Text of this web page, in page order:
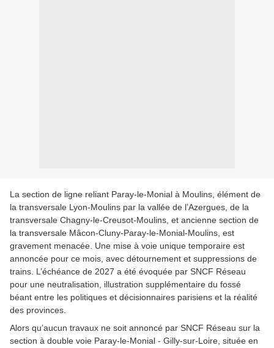
La section de ligne reliant Paray-le-Monial à Moulins, élément de
la transversale Lyon-Moulins par la vallée de l’Azergues, de la
transversale Chagny-le-Creusot-Moulins, et ancienne section de
la transversale Mâcon-Cluny-Paray-le-Monial-Moulins, est
gravement menacée. Une mise à voie unique temporaire est
annoncée pour ce mois, avec détournement et suppressions de
trains. L’échéance de 2027 a été évoquée par SNCF Réseau
pour une neutralisation, illustration supplémentaire du fossé
béant entre les politiques et décisionnaires parisiens et la réalité
des provinces.
Alors qu’aucun travaux ne soit annoncé par SNCF Réseau sur la
section à double voie Paray-le-Monial - Gilly-sur-Loire, située en